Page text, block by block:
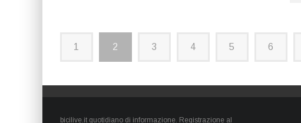
1 2 3 4 5 6
bicilive.it quotidiano di informazione. Registrazione al